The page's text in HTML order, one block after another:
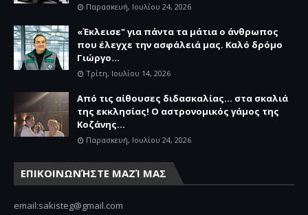
Παρασκευή, Ιουλίου 24, 2026
«Έκλεισε" για πάντα τα μάτια ο άνθρωπος
που έλεγχε την ασφάλειά μας. Καλό δρόμο
Γιώργο...
Τρίτη, Ιουλίου 14, 2026
Από τις αίθουσες διδασκαλίας… στα σκαλιά
της εκκλησίας! Ο αστρονομικός γάμος της
Κοζάνης...
Παρασκευή, Ιουλίου 24, 2026
ΕΠΙΚΟΙΝΩΝΉΣΤΕ ΜΑΖΊ ΜΑΣ
email:sakisteg@gmail.com